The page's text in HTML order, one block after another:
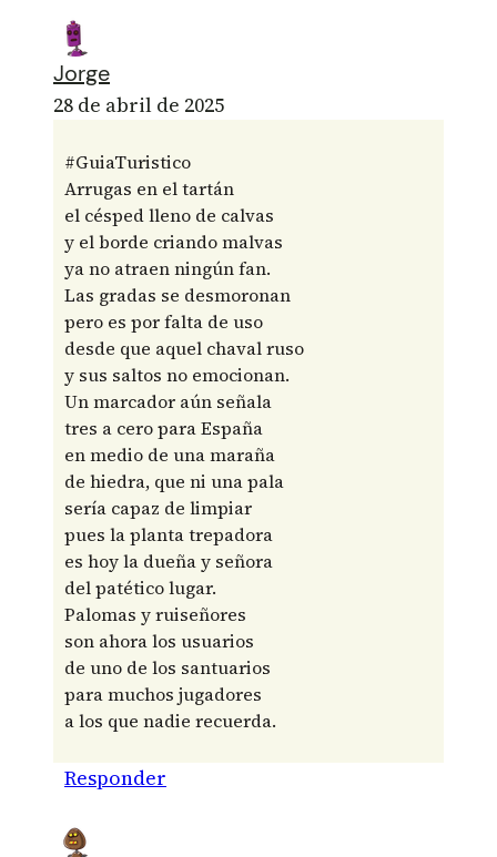
Jorge
28 de abril de 2025
#GuiaTuristico
Arrugas en el tartán
el césped lleno de calvas
y el borde criando malvas
ya no atraen ningún fan.
Las gradas se desmoronan
pero es por falta de uso
desde que aquel chaval ruso
y sus saltos no emocionan.
Un marcador aún señala
tres a cero para España
en medio de una maraña
de hiedra, que ni una pala
sería capaz de limpiar
pues la planta trepadora
es hoy la dueña y señora
del patético lugar.
Palomas y ruiseñores
son ahora los usuarios
de uno de los santuarios
para muchos jugadores
a los que nadie recuerda.
Responder